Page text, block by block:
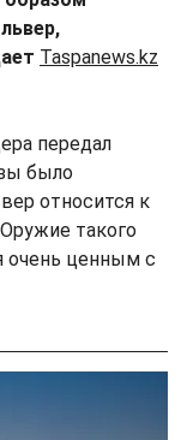
Taspanews.kz
передал
было
относится к
такого
очень ценным с